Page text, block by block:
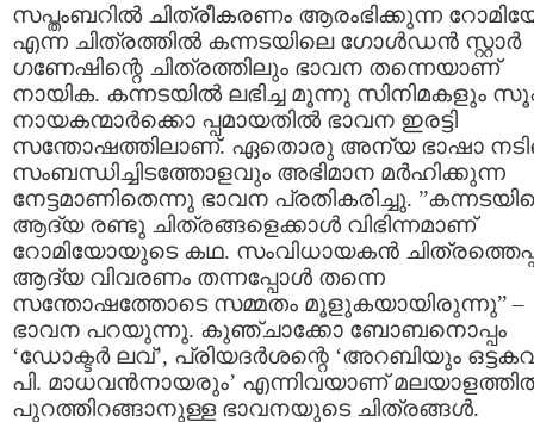
സപ്തംബറില്‍ ചിത്രീകരണം ആരംഭിക്കുന്ന
എന്ന ചിത്രത്തില്‍ കന്നടയിലെ ഗോള്‍ഡന്‍ സ്റ്റാര്‍
ഗണേഷിന്റെ ചിത്രത്തിലും ഭാവന തന്നെയാണ്
നായിക. കന്നടയില്‍ ലഭിച്ച മൂന്നു സിനിമകളും
നായകന്മാര്‍ക്കൊ പ്പമായതില്‍ ഭാവന ഇരട്ടി
സന്തോഷത്തിലാണ്. ഏതൊരു അന്യ ഭാഷാ
സംബന്ധിച്ചിടത്തോളവും അഭിമാന മര്‍ഹിക്കുന്ന
നേട്ടമാണിതെന്നു ഭാവന പ്രതികരിച്ചു.
ആദ്യ രണ്ടു ചിത്രങ്ങളെക്കാള്‍ വിഭിന്നമാണ്
റോമിയോയുടെ കഥ. സംവിധായകന്‍
ആദ്യ വിവരണം തന്നപ്പോള്‍ തന്നെ
സന്തോഷത്തോടെ സമ്മതം മൂളുകയായിരുന്നു” –
ഭാവന പറയുന്നു. കുഞ്ചാക്കോ ബോബനൊപ്പം
‘ഡോക്ടര്‍ ലവ്’, പ്രിയദര്‍ശന്റെ ‘അറബിയും
പി. മാധവന്‍നായരും’ എന്നിവയാണ്
പുറത്തിറങ്ങാനുള്ള ഭാവനയുടെ ചിത്രങ്ങള്‍.